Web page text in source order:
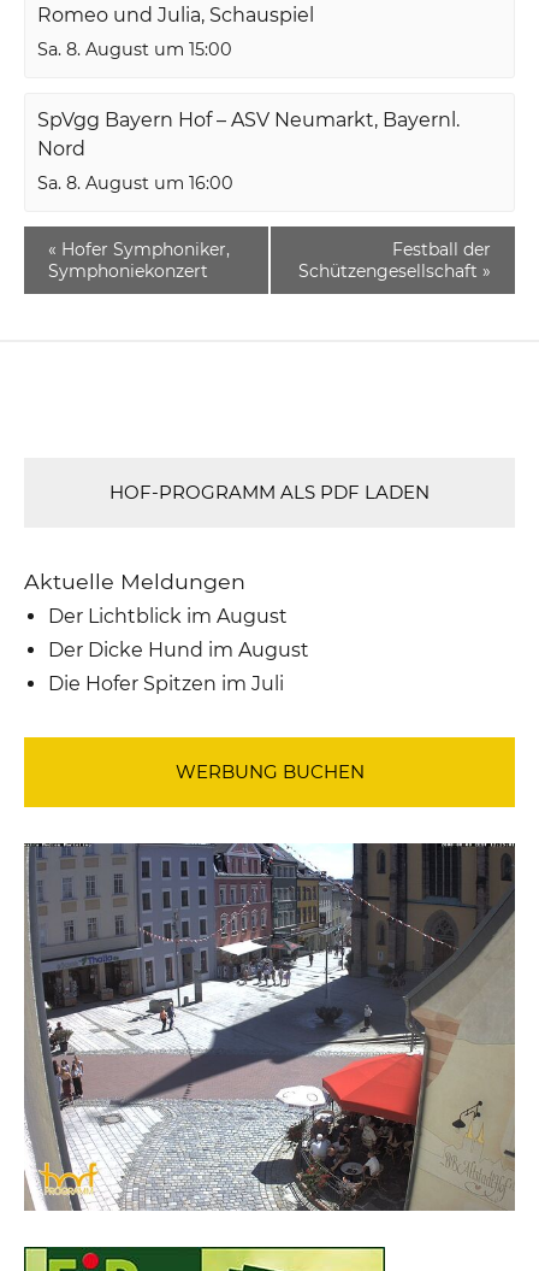
Romeo und Julia, Schauspiel
Sa. 8. August um 15:00
SpVgg Bayern Hof – ASV Neumarkt, Bayernl.
Nord
Sa. 8. August um 16:00
« Hofer Symphoniker,
Symphoniekonzert
Festball der
Schützengesellschaft »
HOF-PROGRAMM ALS PDF LADEN
Aktuelle Meldungen
Der Lichtblick im August
Der Dicke Hund im August
Die Hofer Spitzen im Juli
WERBUNG BUCHEN